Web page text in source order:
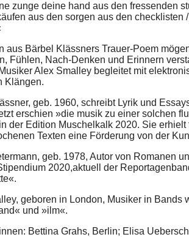
zunge deine hand aus den fressenden
aus den sorgen aus den checklisten
aus Bärbel Klässners Trauer-Poem
Fühlen, Nach-Denken und Erinnern
Alex Smalley begleitet mit
Klängen.
geb. 1960, schreibt Lyrik und
erschien »die musik zu einer solchen
der Edition Muschelkalk 2020. Sie erhielt
Texten eine Förderung von der
geb. 1978, Autor von Romanen
2020,aktuell der
geboren in London, Musiker in Bands
und »ilm«.
Bettina Grahs, Berlin; Elisa